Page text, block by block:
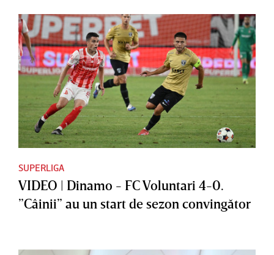
SUPERLIGA
VIDEO | Dinamo - FC Voluntari 4-0.
”Câinii” au un start de sezon convingător